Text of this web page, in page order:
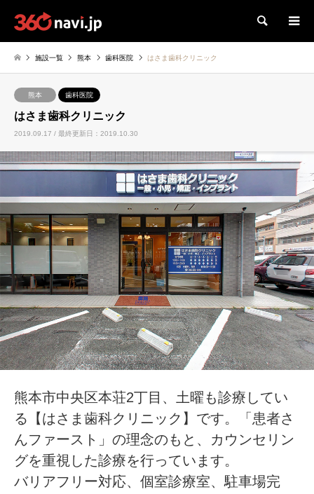
検索
施設一覧 熊本 歯科医院 はさま歯科クリニック
熊本 歯科医院
はさま歯科クリニック
2019.09.17 / 最終更新日：2019.10.30
熊本市中央区本荘2丁目、土曜も診療してい
る【はさま歯科クリニック】です。「患者さ
んファースト」の理念のもと、カウンセリン
グを重視した診療を行っています。
バリアフリー対応、個室診療室、駐車場完